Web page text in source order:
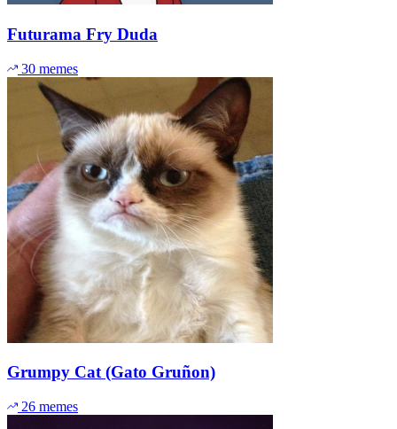
Futurama Fry Duda
30 memes
Grumpy Cat (Gato Gruñon)
26 memes